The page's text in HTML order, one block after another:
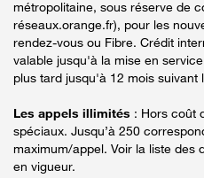
métropolitaine, sous réserve de
réseaux.orange.fr), pour les
rendez-vous ou Fibre. Crédit
valable jusqu'à la mise en
plus tard jusqu'à 12 mois suivant
Les appels illimités : Hors coût
spéciaux. Jusqu’à 250
maximum/appel. Voir la liste des
en vigueur.